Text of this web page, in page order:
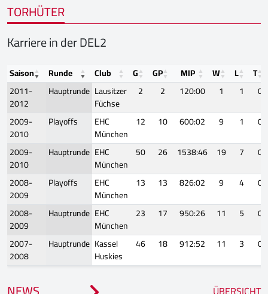
TORHÜTER
Karriere in der DEL2
Saison Runde Club G GP MIP W L
T
2011-
2012
Hauptrunde Lausitzer
Füchse
2 2 120:00 1 1
0
2009-
2010
Playoffs
EHC
München
12 10 600:02 9 1
0
2009-
2010
Hauptrunde EHC
München
50 26 1538:46 19 7
0
2008-
2009
Playoffs
EHC
München
13 13 826:02 9 4
0
2008-
2009
Hauptrunde EHC
München
23 17 950:26 11 5
0
2007-
2008
Hauptrunde Kassel
Huskies
46 18 912:52 11 3 0